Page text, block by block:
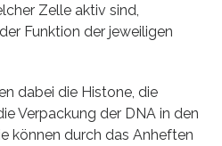
Zelle aktiv sind,
Funktion der jeweiligen
dabei die Histone, die
Verpackung der DNA in den
können durch das Anheften